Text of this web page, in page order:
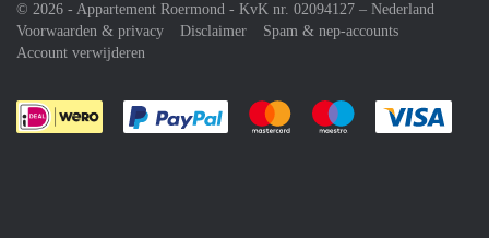
© 2026 - Appartement Roermond - KvK nr. 02094127 – Nederland
Voorwaarden & privacy
Disclaimer
Spam & nep-accounts
Account verwijderen
Je rekent gemakkelijk af met Paypal
Je rekent gemakkelijk af met
Je rekent